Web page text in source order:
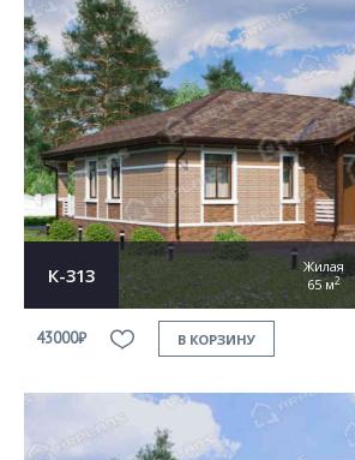
К-313
Жилая
65 м2
43000₽ В КОРЗИНУ